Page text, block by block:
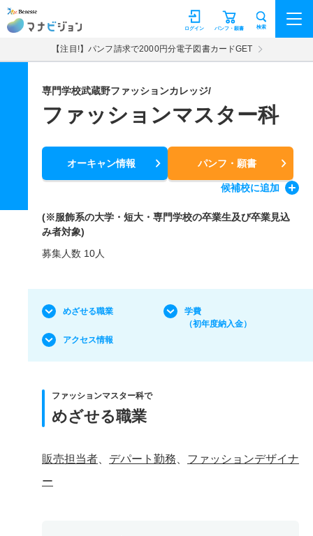
マナビジョン パンフ・願書
ログイン 検索
【注目!】パンフ請求で2000円分電子図書カードGET
専門学校武蔵野ファッションカレッジ/
ファッションマスター科
オーキャン情報 パンフ・願書
候補校に追加
(※服飾系の大学・短大・専門学校の卒業生及び卒業見込
み者対象)
募集人数 10人
めざせる職業
学費
（初年度納入金）
アクセス情報
ファッションマスター科で
めざせる職業
販売担当者 デパート勤務
ファッションデザイナ
ー